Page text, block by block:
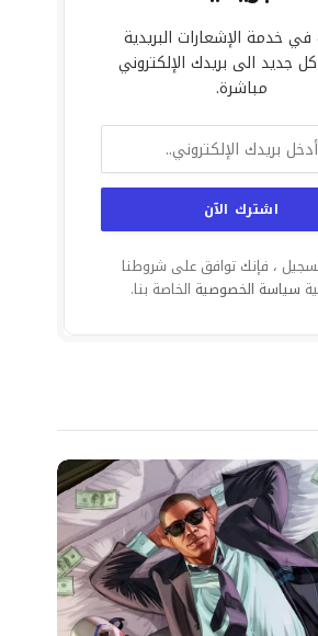
خدمة الإشعارات البريدية
جديد الى بريدك الإلكتروني
مباشرة.
، فإنك توافق على شروطنا
سياسة الخصوصية الخاصة بنا.